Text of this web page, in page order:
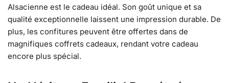
Alsacienne est le cadeau idéal. Son goût unique et sa
qualité exceptionnelle laissent une impression durable. De
plus, les confitures peuvent être offertes dans de
magnifiques coffrets cadeaux, rendant votre cadeau
encore plus spécial.